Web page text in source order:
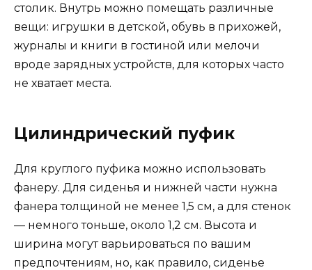
столик. Внутрь можно помещать различные
вещи: игрушки в детской, обувь в прихожей,
журналы и книги в гостиной или мелочи
вроде зарядных устройств, для которых часто
не хватает места.
Цилиндрический пуфик
Для круглого пуфика можно использовать
фанеру. Для сиденья и нижней части нужна
фанера толщиной не менее 1,5 см, а для стенок
— немного тоньше, около 1,2 см. Высота и
ширина могут варьироваться по вашим
предпочтениям, но, как правило, сиденье